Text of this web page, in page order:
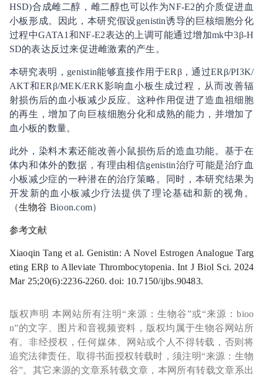
HSD)合成雌二醇，雌二醇也可以作为NF-E2的介质促进血
小板形成。因此，本研究假设genistin诱导的巨核细胞分化
过程中GATA1和NF-E2表达的上调可能通过增加mk中3β-H
SD的表达反过来促进雌激素的产生。
本研究表明，genistin能够直接作用于ERβ，通过ERβ/PI3K/
AKT和ERβ/MEK/ERK影响血小板生成过程，从而改善辐
射损伤后的血小板减少反应。这种作用促进了造血祖细胞
的再生，增加了向巨核细胞分化和成熟的能力，并增加了
血小板的数量。
此外，染料木素还能改善小鼠损伤后的造血功能。基于在
体内和体外的数据，有理由相信genistin治疗可能是治疗血
小板减少症的一种潜在的治疗策略。同时，本研究结果为
开发新的血小板减少疗法提供了理论基础和新的视角。
（生物谷 Bioon.com）
参考文献
Xiaoqin Tang et al. Genistin: A Novel Estrogen Analogue Targ
eting ERβ to Alleviate Thrombocytopenia. Int J Biol Sci. 2024
Mar 25;20(6):2236-2260. doi: 10.7150/ijbs.90483.
版权声明 本网站所有注明“来源：生物谷”或“来源：bioo
n”的文字、图片和音视频资料，版权均属于生物谷网站所
有。非经授权，任何媒体、网站或个人不得转载，否则将
追究法律责任。取得书面授权转载时，须注明“来源：生物
谷”。其它来源的文章系转载文章，本网所有转载文章系出